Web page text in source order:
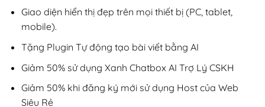
Giao diện hiển thị đẹp trên mọi thiết bị (PC, tablet,
mobile).
Tặng Plugin Tự động tạo bài viết bằng AI
Giảm 50% sử dụng Xanh Chatbox AI Trợ Lý CSKH
Giảm 50% khi đăng ký mới sử dụng Host của Web
Siêu Rẻ